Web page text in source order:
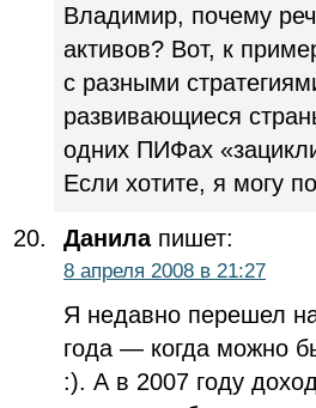
Владимир, почему
активов? Вот, к
с разными
развивающиеся
одних ПИФах
Если хотите, я могу
Данилапишет:
8 апреля 2008 в 21:27
Я недавно перешел
года — когда можно
:). А в 2007 году